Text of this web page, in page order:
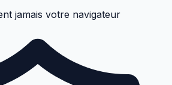
jamais votre navigateur